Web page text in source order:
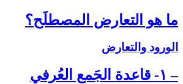
ما هو التعارض المصطلَح؟
الورود والتعارض
– ۱- قاعدة الجَمع العُرفي‏